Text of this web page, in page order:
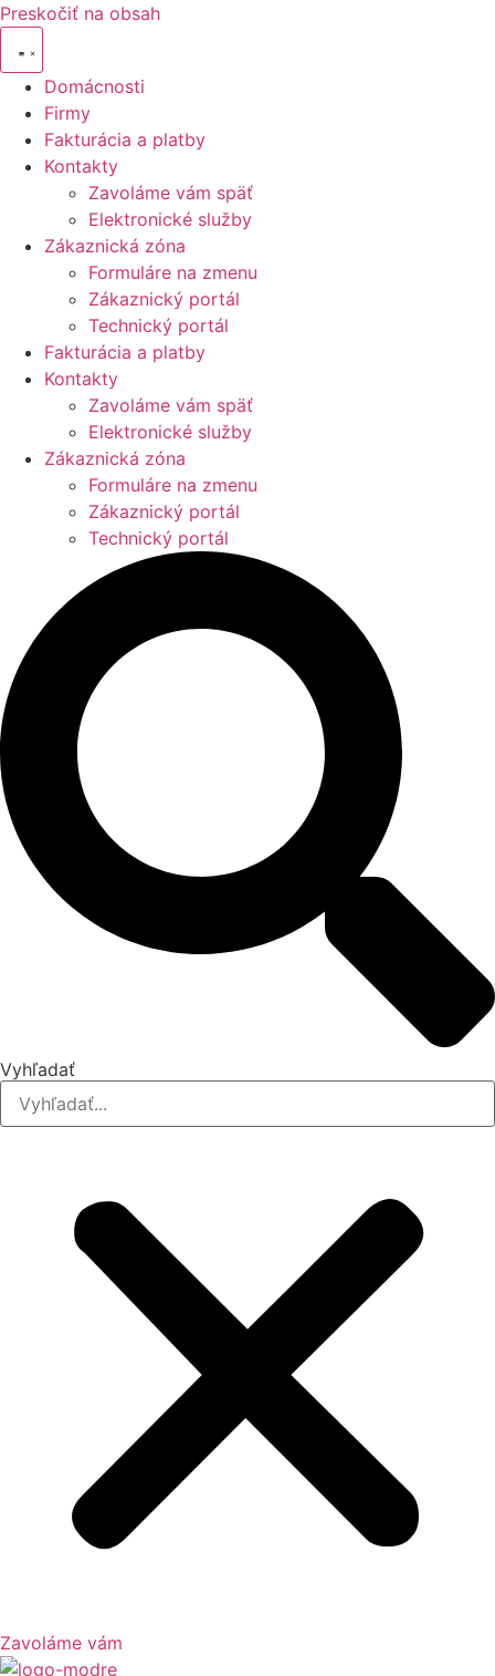
Preskočiť na obsah
Domácnosti
Firmy
Fakturácia a platby
Kontakty
Zavoláme vám späť
Elektronické služby
Zákaznická zóna
Formuláre na zmenu
Zákaznický portál
Technický portál
Fakturácia a platby
Kontakty
Zavoláme vám späť
Elektronické služby
Zákaznická zóna
Formuláre na zmenu
Zákaznický portál
Technický portál
Vyhľadať
Zavoláme vám